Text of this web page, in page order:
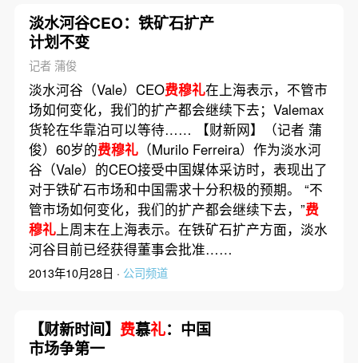
淡水河谷CEO：铁矿石扩产
计划不变
记者 蒲俊
淡水河谷（Vale）CEO费穆礼在上海表示，不管市
场如何变化，我们的扩产都会继续下去；Valemax
货轮在华靠泊可以等待…… 【财新网】（记者 蒲
俊）60岁的费穆礼（Murilo Ferreira）作为淡水河
谷（Vale）的CEO接受中国媒体采访时，表现出了
对于铁矿石市场和中国需求十分积极的预期。 “不
管市场如何变化，我们的扩产都会继续下去，”费
穆礼上周末在上海表示。在铁矿石扩产方面，淡水
河谷目前已经获得董事会批准……
2013年10月28日 · 公司频道
【财新时间】 费慕礼：中国
市场争第一